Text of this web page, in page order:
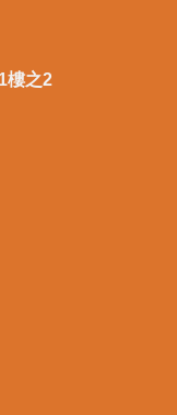
樓之2